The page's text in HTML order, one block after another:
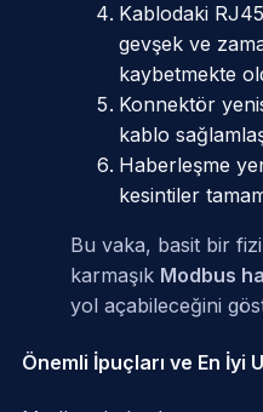
Kablodaki
gevşek ve
kaybetmekte
Konnektör
kablo
Haberleşme
kesintiler
Bu vaka, basit bir
karmaşık Modbus
yol açabileceğini
Önemli İpuçları ve En İyi